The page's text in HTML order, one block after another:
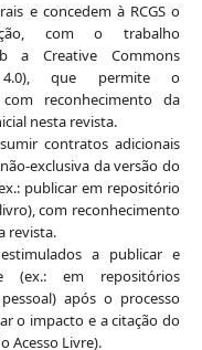
e concedem à RCGS o
com o trabalho
a Creative Commons
4.0), que permite o
reconhecimento da
nesta revista.
contratos adicionais
exclusiva da versão do
publicar em repositório
com reconhecimento
revista.
a publicar e
(ex.: em repositórios
após o processo
o impacto e a citação do
Acesso Livre).